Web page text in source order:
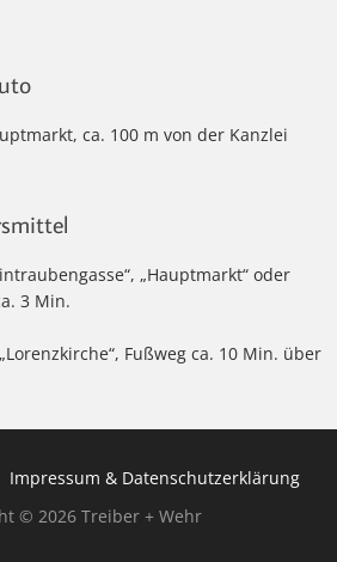
ca. 100 m von der Kanzlei
„Hauptmarkt“ oder
3 Min.
Fußweg ca. 10 Min. über
Impressum & Datenschutzerklärung
© 2026 Treiber + Wehr